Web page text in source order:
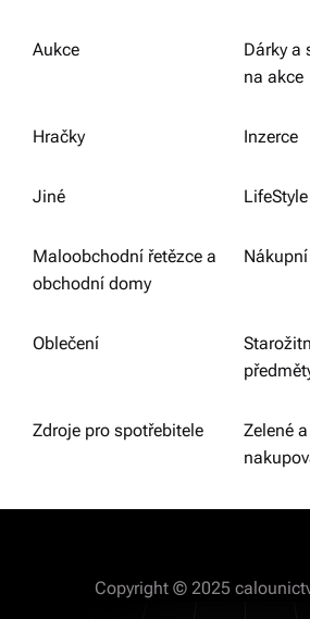
Aukce
Dárky a
na akce
Hračky Inzerce
Jiné LifeStyle
Maloobchodní řetězce a
obchodní domy
Oblečení
Zdroje pro spotřebitele
Zelené
Copyright © 2025